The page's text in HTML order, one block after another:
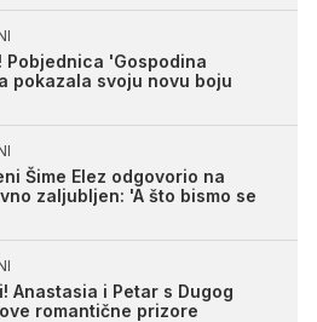
'Gospodina
pokazala svoju novu boju
Šime Elez odgovorio na
zaljubljen: 'A što bismo se
Anastasia i Petar s Dugog
romantične prizore